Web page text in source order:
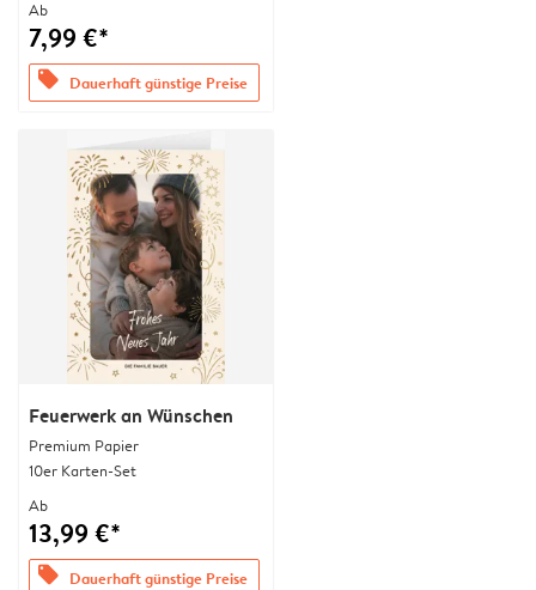
Ab
7,99 €*
offers Dauerhaft günstige Preise
Feuerwerk an Wünschen
Premium Papier
10er Karten-Set
Ab
13,99 €*
offers Dauerhaft günstige Preise